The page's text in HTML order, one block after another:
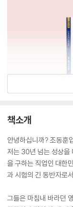
책소개
안녕하십니까? 조동훈
저는 30년 넘는 성상을
을 구하는 직업인 대한
과 시험의 긴 동반자로
그들은 마침내 바라던